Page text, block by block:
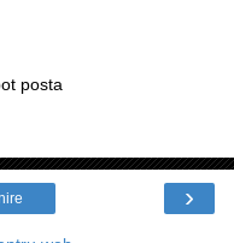
posta
›